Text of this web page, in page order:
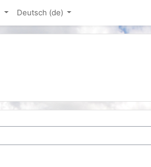
Deutsch ‎(de)‎